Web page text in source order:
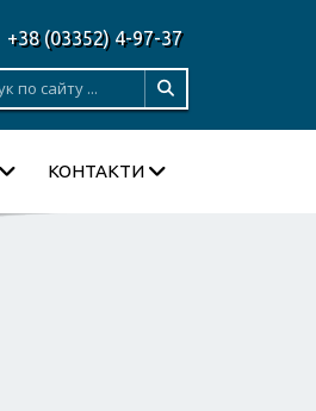
+38 (03352) 4-97-37
КОНТАКТИ